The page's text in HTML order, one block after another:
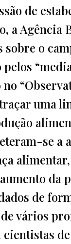
de
a Agência
sobre o
pelos
uma
se a
da
de
vários
cientistas